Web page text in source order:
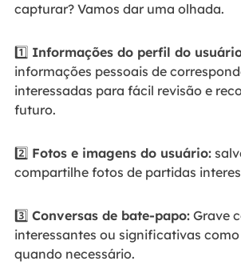
capturar? Vamos dar uma olhada.
1️⃣ Informações do perfil do
informações pessoais de
interessadas para fácil revisão e
futuro.
2️⃣ Fotos e imagens do usuário:
compartilhe fotos de partidas
3️⃣ Conversas de bate-papo:Grave
interessantes ou significativas
quando necessário.